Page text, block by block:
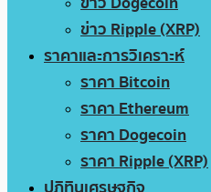
ข่าว Ripple (XRP)
ราคาและการวิเคราะห์
ราคา Bitcoin
ราคา Ethereum
ราคา Dogecoin
ราคา Ripple (XRP)